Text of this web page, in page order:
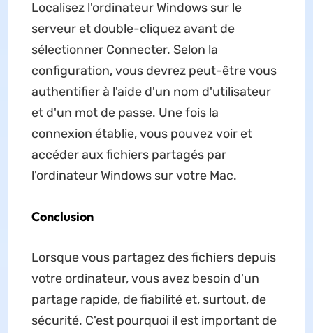
Localisez l'ordinateur Windows sur le
serveur et double-cliquez avant de
sélectionner Connecter. Selon la
configuration, vous devrez peut-être vous
authentifier à l'aide d'un nom d'utilisateur
et d'un mot de passe. Une fois la
connexion établie, vous pouvez voir et
accéder aux fichiers partagés par
l'ordinateur Windows sur votre Mac.
Conclusion
Lorsque vous partagez des fichiers depuis
votre ordinateur, vous avez besoin d'un
partage rapide, de fiabilité et, surtout, de
sécurité. C'est pourquoi il est important de